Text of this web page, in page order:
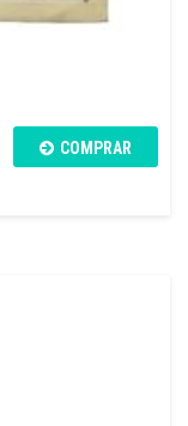
COMPRAR